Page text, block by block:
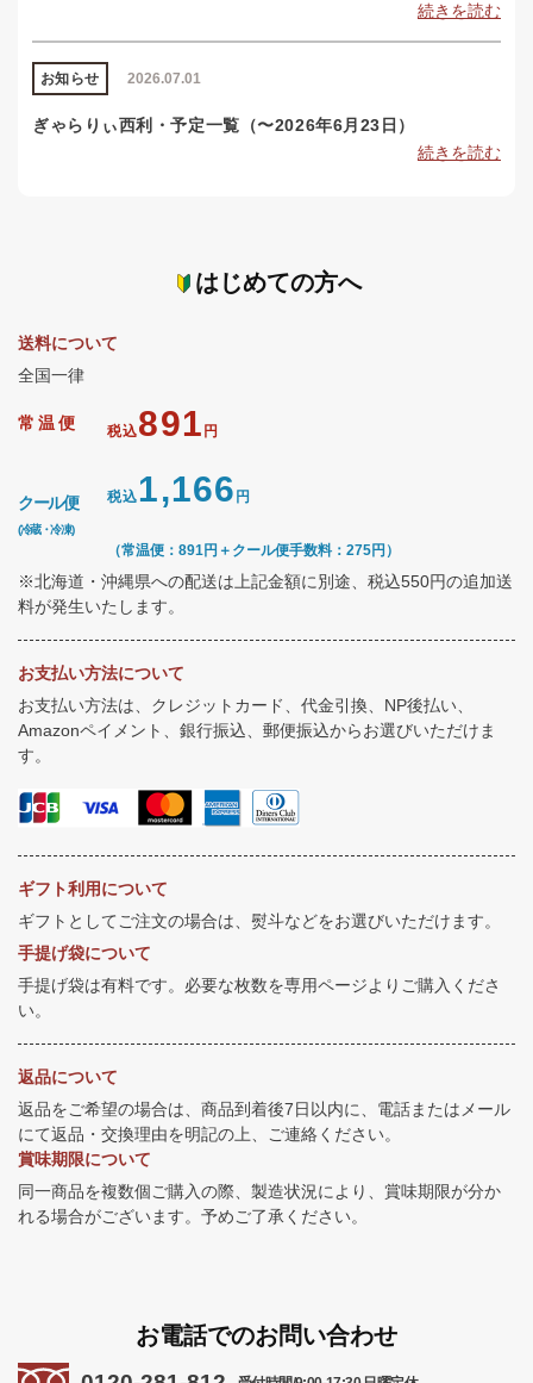
続きを読む
2026.07.01
お知らせ
ぎゃらりぃ西利・予定一覧（〜2026年6月23日）
続きを読む
はじめての方へ
送料について
全国一律
常温便 税込891 円
クール便
(冷蔵・冷凍)
税込1,166 円
（常温便：891円＋クール便手数料：275円）
※北海道・沖縄県への配送は上記金額に別途、税込550円の追加送
料が発生いたします。
お支払い方法について
お支払い方法は、クレジットカード、代金引換、NP後払い、
Amazonペイメント、銀行振込、郵便振込からお選びいただけま
す。
ギフト利用について
ギフトとしてご注文の場合は、熨斗などをお選びいただけます。
手提げ袋について
手提げ袋は有料です。必要な枚数を専用ページよりご購入くださ
い。
返品について
返品をご希望の場合は、商品到着後7日以内に、電話またはメール
にて返品・交換理由を明記の上、ご連絡ください。
賞味期限について
同一商品を複数個ご購入の際、製造状況により、賞味期限が分か
れる場合がございます。予めご了承ください。
お電話でのお問い合わせ